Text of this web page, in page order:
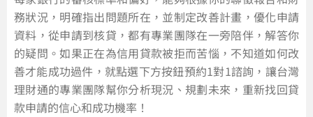
務狀況，明確指出問題所在，並制定改善計畫，優化申請
資料，從申請到核貸，都有專業團隊在一旁陪伴，解答你
的疑問。如果正在為信用貸款被拒而苦惱，不知道如何改
善才能成功過件，就點選下方按鈕預約1對1諮詢，讓台灣
理財通的專業團隊幫你分析現況、規劃未來，重新找回貸
款申請的信心和成功機率！